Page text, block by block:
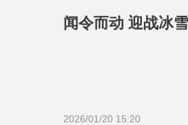
闻令而动 迎战冰
2026/01/20 15:20